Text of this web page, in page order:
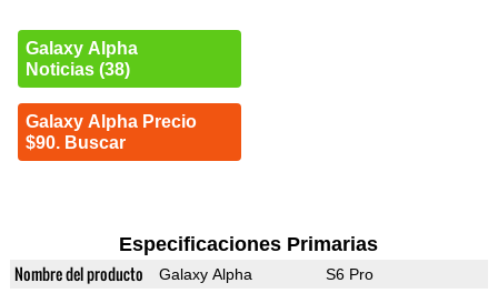
Galaxy Alpha
Noticias (38)
Galaxy Alpha Precio
$90. Buscar
Especificaciones Primarias
Nombre del producto Galaxy Alpha S6 Pro